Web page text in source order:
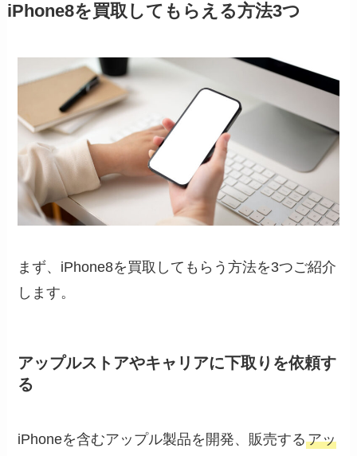
iPhone8を買取してもらえる方法3つ
まず、iPhone8を買取してもらう方法を3つご紹介
します。
アップルストアやキャリアに下取りを依頼す
る
iPhoneを含むアップル製品を開発、販売するアッ